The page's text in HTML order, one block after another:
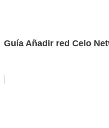
Guía Añadir red Celo